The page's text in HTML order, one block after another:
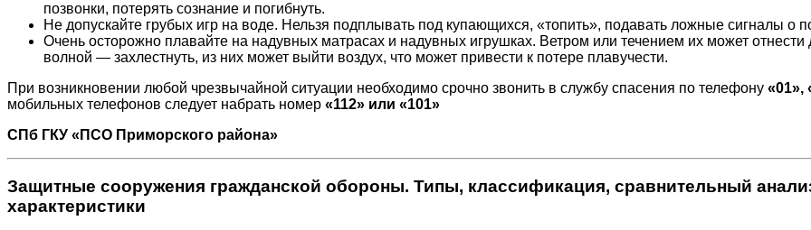
позвонки, потерять сознание и погибнуть.
Не допускайте грубых игр на воде. Нельзя подплывать под купающихся, «топить», подавать ложные сигналы о
Очень осторожно плавайте на надувных матрасах и надувных игрушках. Ветром или течением их может отнести
волной — захлестнуть, из них может выйти воздух, что может привести к потере плавучести.
При возникновении любой чрезвычайной ситуации необходимо срочно звонить в службу спасения по телефону «01»,
мобильных телефонов следует набрать номер «112» или «101»
СПб ГКУ «ПСО Приморского района»
Защитные сооружения гражданской обороны. Типы, классификация, сравнительный
характеристики